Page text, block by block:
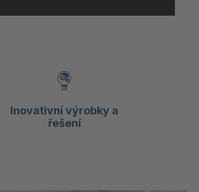
Inovativní výrobky a
řešení